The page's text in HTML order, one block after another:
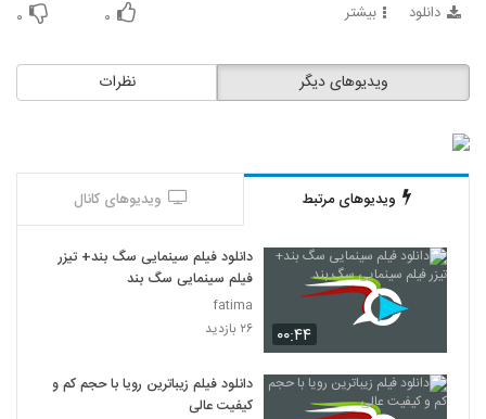
دانلود بیشتر ۰ ۰
نظرات ویدیوهای دیگر
ویدیوهای مرتبط ویدیوهای کانال
۰۰:۴۴
دانلود فیلم سینمایی سگ بند+ تیزر
فیلم سینمایی سگ بند
fatima
۲۶ بازدید
دانلود فیلم زیباترین رویا با حجم کم و
کیفیت عالی